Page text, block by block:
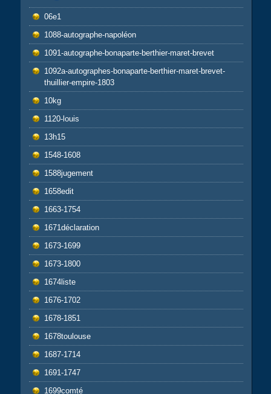
06e1
1088-autographe-napoléon
1091-autographe-bonaparte-berthier-maret-brevet
1092a-autographes-bonaparte-berthier-maret-brevet-
thuillier-empire-1803
10kg
1120-louis
13h15
1548-1608
1588jugement
1658edit
1663-1754
1671déclaration
1673-1699
1673-1800
1674liste
1676-1702
1678-1851
1678toulouse
1687-1714
1691-1747
1699comté